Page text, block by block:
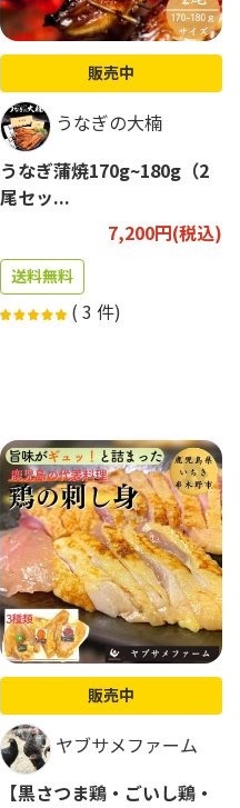
販売中
うなぎの大楠
うなぎ蒲焼170g~180g（2
尾セッ...
7,200円(税込)
送料無料
( 3 件)
販売中
ヤブサメファーム
【黒さつま鶏・ごいし鶏・